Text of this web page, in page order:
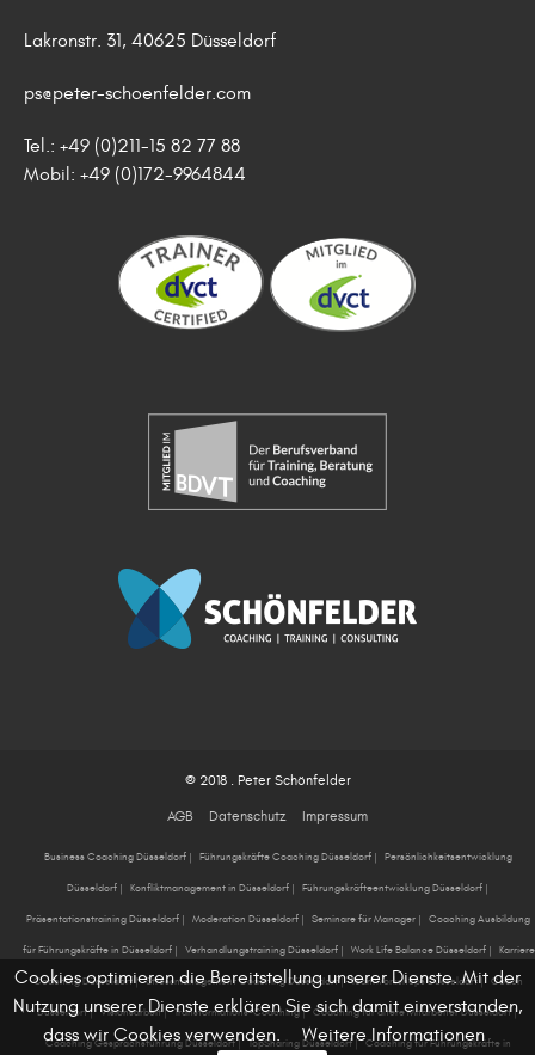
Cookies optimieren die Bereitstellung unserer Dienste. Mit der
Nutzung unserer Dienste erklären Sie sich damit einverstanden,
dass wir Cookies verwenden.
Weitere Informationen
Lakronstr. 31, 40625 Düsseldorf
ps@peter-schoenfelder.com
Tel.: +49 (0)211-15 82 77 88
Mobil: +49 (0)172-9964844
© 2018 . Peter Schönfelder
AGB Datenschutz Impressum
Business Coaching Düsseldorf | Führungskräfte Coaching Düsseldorf | Persönlichkeitsentwicklung
Düsseldorf| Konfliktmanagement in Düsseldorf| Führungskräfteentwicklung Düsseldorf|
Präsentationstraining Düsseldorf | Moderation Düsseldorf | Seminare für Manager | Coaching Ausbildung
für Führungskräfte in Düsseldorf| Verhandlungstraining Düsseldorf| Work Life Balance Düsseldorf| Karriere
Coaching Düsseldorf| Stressmanagement Coaching Düsseldorf| Teamworkshops Düsseldorf| Coach
Düsseldorf| Visionsarbeit| Transformations-Coaching| Coaching für ältere Mitarbeiter Düsseldorf|
Coaching Gesprächsführung Düsseldorf| TopSharing Düsseldorf| Coaching für Führungskräfte in